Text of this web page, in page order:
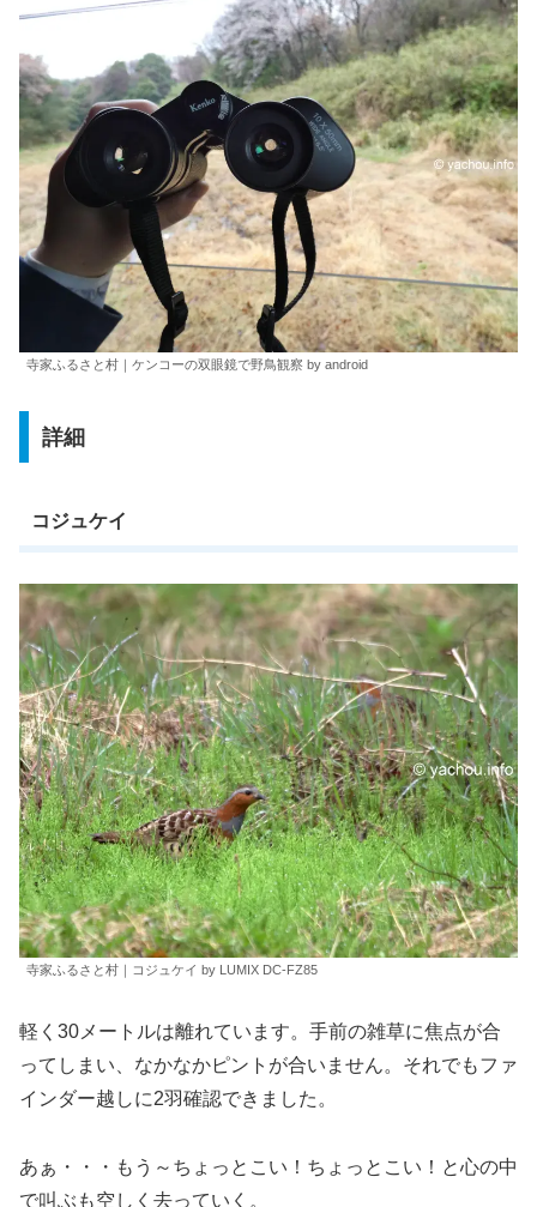
寺家ふるさと村｜ケンコーの双眼鏡で野鳥観察 by android
詳細
コジュケイ
寺家ふるさと村｜コジュケイ by LUMIX DC-FZ85
軽く30メートルは離れています。手前の雑草に焦点が合
ってしまい、なかなかピントが合いません。それでもファ
インダー越しに2羽確認できました。
あぁ・・・もう～ちょっとこい！ちょっとこい！と心の中
で叫ぶも空しく去っていく。